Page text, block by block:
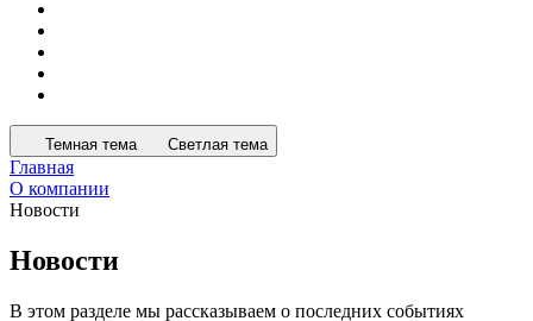
Темная тема Светлая тема
Главная
О компании
Новости
Новости
В этом разделе мы рассказываем о последних событиях